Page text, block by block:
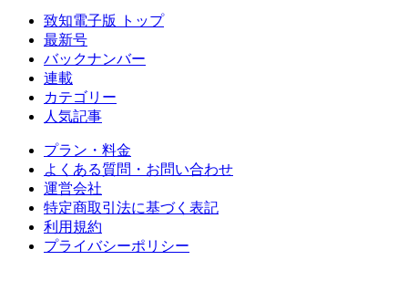
致知電子版 トップ
最新号
バックナンバー
連載
カテゴリー
人気記事
プラン・料金
よくある質問・お問い合わせ
運営会社
特定商取引法に基づく表記
利用規約
プライバシーポリシー